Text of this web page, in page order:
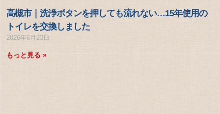
高槻市｜洗浄ボタンを押しても流れない…15年使用の
トイレを交換しました
2026年6月23日
もっと見る »